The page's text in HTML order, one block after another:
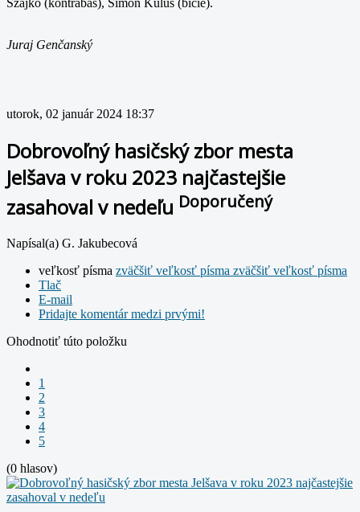
Juraj Genčanský
utorok, 02 január 2024 18:37
Dobrovoľný hasičský zbor mesta
Jelšava v roku 2023 najčastejšie
zasahoval v nedeľu Doporučený
Napísal(a) G. Jakubecová
veľkosť písma zväčšiť veľkosť písma zväčšiť veľkosť písma
Tlač
E-mail
Pridajte komentár medzi prvými!
Ohodnotiť túto položku
1
2
3
4
5
(0 hlasov)